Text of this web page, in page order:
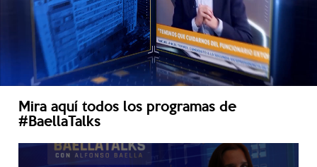
Mira aquí todos los programas de
#BaellaTalks